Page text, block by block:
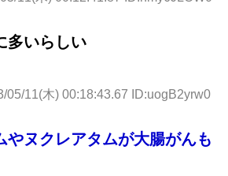
多いらしい
05/11(木) 00:18:43.67 ID:uogB2yrw0
やヌクレアタムが大腸がんも